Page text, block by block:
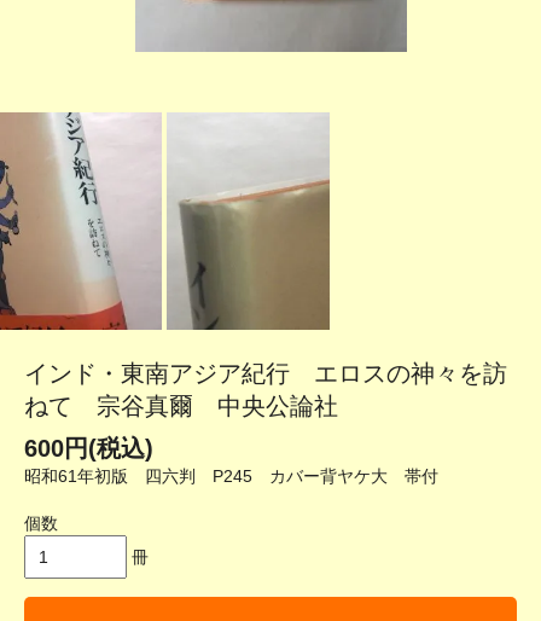
インド・東南アジア紀行 エロスの神々を訪
ねて 宗谷真爾 中央公論社
600円(税込)
昭和61年初版 四六判 P245 カバー背ヤケ大 帯付
個数
冊